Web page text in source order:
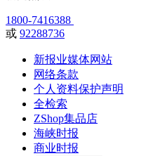
1800-7416388
或 92288736
新报业媒体网站
网络条款
个人资料保护声明
全检索
ZShop集品店
海峡时报
商业时报